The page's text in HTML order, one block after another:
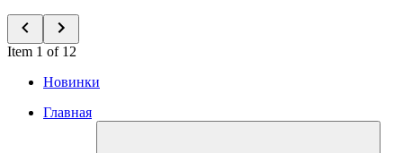
Item 1 of 12
Новинки
Главная